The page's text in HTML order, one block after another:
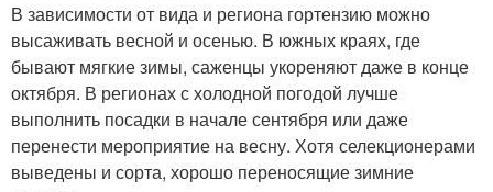
В зависимости от вида и региона гортензию можно
высаживать весной и осенью. В южных краях, где
бывают мягкие зимы, саженцы укореняют даже в конце
октября. В регионах с холодной погодой лучше
выполнить посадки в начале сентября или даже
перенести мероприятие на весну. Хотя селекционерами
выведены и сорта, хорошо переносящие зимние